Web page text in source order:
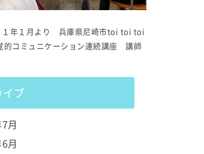
１年１月より 兵庫県尼崎市toi toi toi
的コミュニケーション連続講座 講師
ブ
月
月